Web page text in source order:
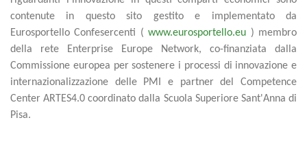
contenute in questo sito gestito e implementato da
Eurosportello Confesercenti (www.eurosportello.eu ) membro
della rete Enterprise Europe Network, co-finanziata dalla
Commissione europea per sostenere i processi di innovazione e
internazionalizzazione delle PMI e partner del Competence
Center ARTES4.0 coordinato dalla Scuola Superiore Sant'Anna di
Pisa.